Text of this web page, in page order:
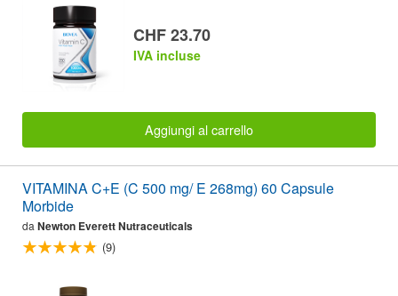
CHF 23.70
IVA incluse
Aggiungi al carrello
VITAMINA C+E (C 500 mg/ E 268mg) 60 Capsule
Morbide
da Newton Everett Nutraceuticals
(9)